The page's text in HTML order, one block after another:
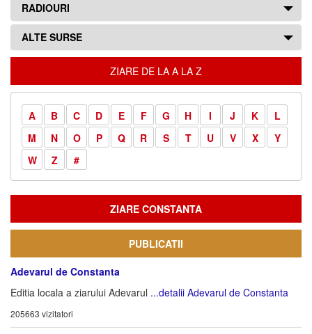
RADIOURI
ALTE SURSE
ZIARE DE LA A LA Z
A B C D E F G H I J K
L
M
N O P Q R S T U V X
Y
W
Z #
ZIARE CONSTANTA
PUBLICATII
Adevarul de Constanta
Editia locala a ziarului Adevarul ...detalii Adevarul de Constanta
205663 vizitatori